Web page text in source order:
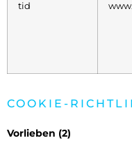
tid
COOKIE-
Vorlieben (2)